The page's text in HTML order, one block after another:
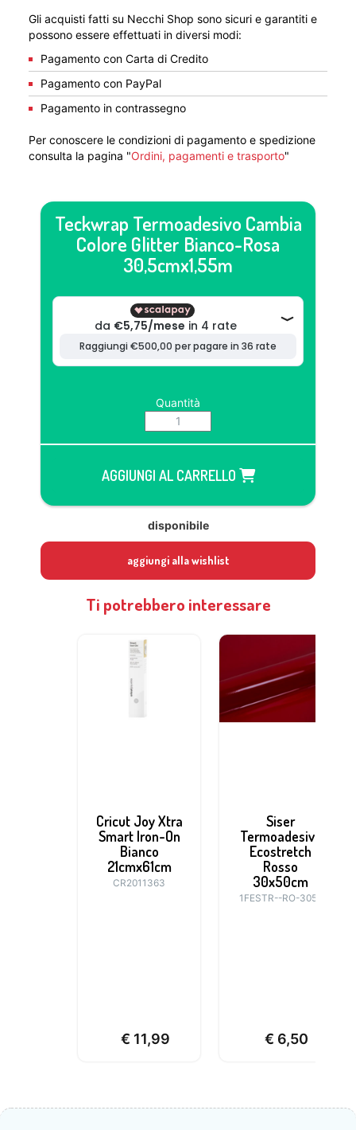
Gli acquisti fatti su Necchi Shop sono sicuri e garantiti e
possono essere effettuati in diversi modi:
Pagamento con Carta di Credito
Pagamento con PayPal
Pagamento in contrassegno
Per conoscere le condizioni di pagamento e spedizione
consulta la pagina "Ordini, pagamenti e trasporto"
Teckwrap Termoadesivo Cambia
Colore Glitter Bianco-Rosa
30,5cmx1,55m
Quantità
AGGIUNGI AL CARRELLO
disponibile
aggiungi alla wishlist
Ti potrebbero interessare
Cricut Joy Xtra
Smart Iron-On
Bianco
21cmx61cm
CR2011363
€ 11,99
Siser
Termoadesivo
Ecostretch
Rosso
30x50cm
1FESTR--RO-3050
€ 6,50